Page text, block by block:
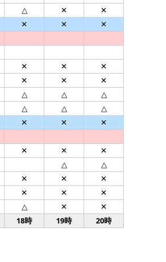
△
✕
✕
✕ ✕
✕
✕ ✕
✕
✕ ✕
✕
△
△
△
△ △
△
✕ ✕
✕
✕ ✕
✕
△
△
✕ ✕
✕
✕ ✕
✕
△ ✕
✕
18時 19時 20時